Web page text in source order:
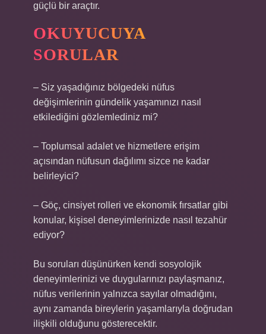
güçlü bir araçtır.
OKUYUCUYA
SORULAR
– Siz yaşadığınız bölgedeki nüfus
değişimlerinin gündelik yaşamınızı nasıl
etkilediğini gözlemlediniz mi?
– Toplumsal adalet ve hizmetlere erişim
açısından nüfusun dağılımı sizce ne kadar
belirleyici?
– Göç, cinsiyet rolleri ve ekonomik fırsatlar gibi
konular, kişisel deneyimlerinizde nasıl tezahür
ediyor?
Bu soruları düşünürken kendi sosyolojik
deneyimlerinizi ve duygularınızı paylaşmanız,
nüfus verilerinin yalnızca sayılar olmadığını,
aynı zamanda bireylerin yaşamlarıyla doğrudan
ilişkili olduğunu gösterecektir.